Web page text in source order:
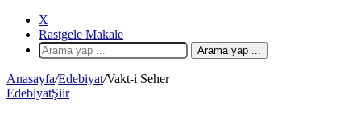
X
Rastgele Makale
Arama yap ...
Anasayfa/Edebiyat/Vakt-i Seher
EdebiyatŞiir